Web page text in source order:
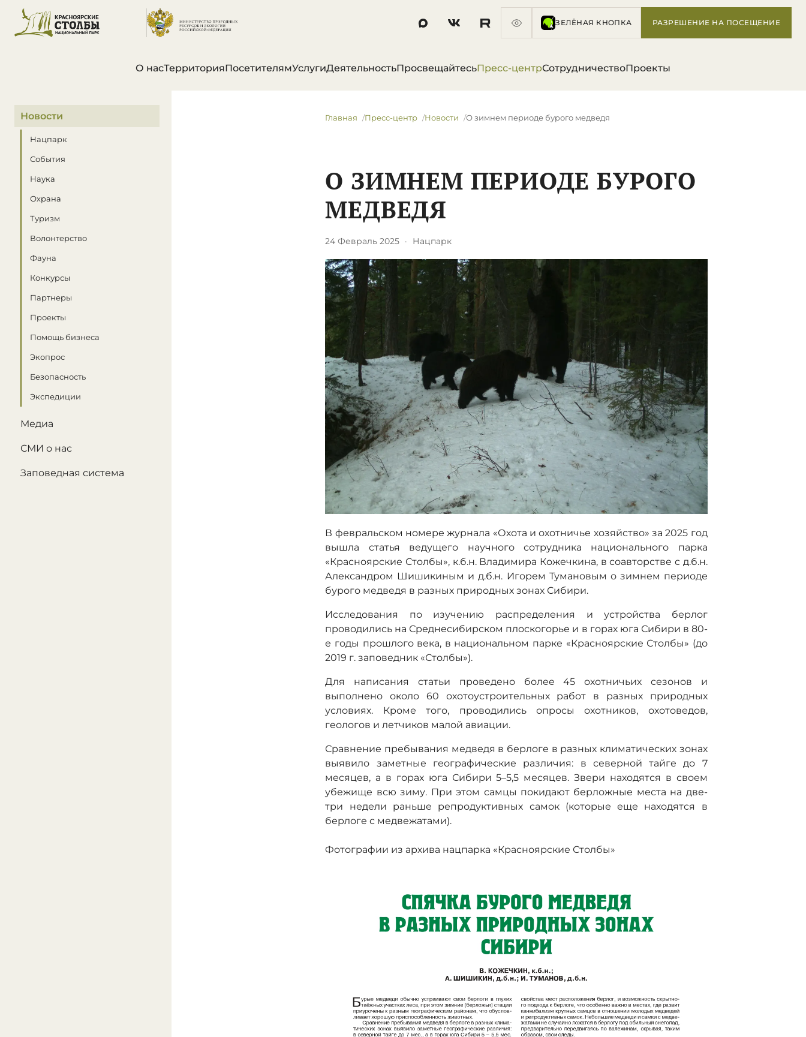
ЗЕЛЁНАЯ КНОПКА РАЗРЕШЕНИЕ НА ПОСЕЩЕНИЕ
О насТерриторияПосетителямУслугиДеятельностьПросвещайтесьПресс-центрСотрудничествоПроекты
В этом разделе
Новости
Нацпарк
События
Наука
Охрана
Туризм
Волонтерство
Фауна
Конкурсы
Партнеры
Проекты
Помощь бизнеса
Экопрос
Безопасность
Экспедиции
Медиа
СМИ о нас
Заповедная система
Главная Пресс-центр Новости О зимнем периоде бурого медведя
О ЗИМНЕМ ПЕРИОДЕ БУРОГО
МЕДВЕДЯ
24 Февраль 2025 · Нацпарк
В февральском номере журнала «Охота и охотничье хозяйство» за 2025 год
вышла статья ведущего научного сотрудника национального парка
«Красноярские Столбы», к.б.н. Владимира Кожечкина, в соавторстве с д.б.н.
Александром Шишикиным и д.б.н. Игорем Тумановым о зимнем периоде
бурого медведя в разных природных зонах Сибири.
Исследования по изучению распределения и устройства берлог
проводились на Среднесибирском плоскогорье и в горах юга Сибири в 80-
е годы прошлого века, в национальном парке «Красноярские Столбы» (до
2019 г. заповедник «Столбы»).
Для написания статьи проведено более 45 охотничьих сезонов и
выполнено около 60 охотоустроительных работ в разных природных
условиях. Кроме того, проводились опросы охотников, охотоведов,
геологов и летчиков малой авиации.
Сравнение пребывания медведя в берлоге в разных климатических зонах
выявило заметные географические различия: в северной тайге до 7
месяцев, а в горах юга Сибири 5–5,5 месяцев. Звери находятся в своем
убежище всю зиму. При этом самцы покидают берложные места на две-
три недели раньше репродуктивных самок (которые еще находятся в
берлоге с медвежатами).
Фотографии из архива нацпарка «Красноярские Столбы»